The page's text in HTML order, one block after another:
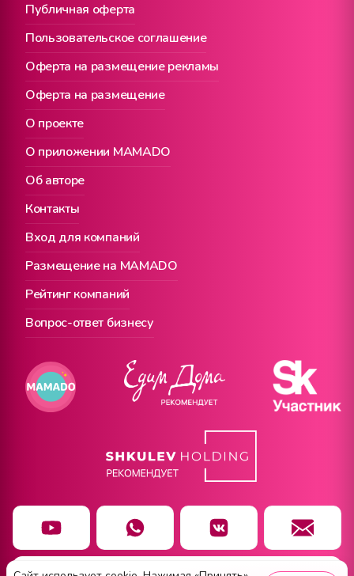
Публичная оферта
О проекте
Вход для компаний
Пользовательское соглашение
О приложении MAMADO
Размещение на MAMADO
Оферта на размещение рекламы
Об авторе
Рейтинг компаний
Оферта на размещение
Контакты
Вопрос-ответ бизнесу